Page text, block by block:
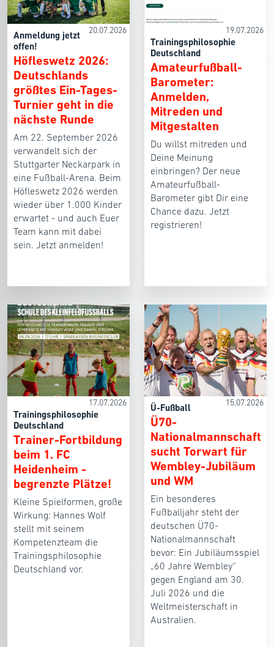
20.07.2026
Anmeldung jetzt
offen!
Höfleswetz 2026:
Deutschlands
größtes Ein-Tages-
Turnier geht in die
nächste Runde
Am 22. September 2026
verwandelt sich der
Stuttgarter Neckarpark in
eine Fußball-Arena. Beim
Höfleswetz 2026 werden
wieder über 1.000 Kinder
erwartet - und auch Euer
Team kann mit dabei
sein. Jetzt anmelden!
19.07.2026
Trainingsphilosophie
Deutschland
Amateurfußball-
Barometer:
Anmelden,
Mitreden und
Mitgestalten
Du willst mitreden und
Deine Meinung
einbringen? Der neue
Amateurfußball-
Barometer gibt Dir eine
Chance dazu. Jetzt
registrieren!
17.07.2026
Trainingsphilosophie
Deutschland
Trainer-Fortbildung
beim 1. FC
Heidenheim -
begrenzte Plätze!
Kleine Spielformen, große
Wirkung: Hannes Wolf
stellt mit seinem
Kompetenzteam die
Trainingsphilosophie
Deutschland vor.
15.07.2026
Ü-Fußball
Ü70-
Nationalmannschaft
sucht Torwart für
Wembley-Jubiläum
und WM
Ein besonderes
Fußballjahr steht der
deutschen Ü70-
Nationalmannschaft
bevor: Ein Jubiläumsspiel
„60 Jahre Wembley“
gegen England am 30.
Juli 2026 und die
Weltmeisterschaft in
Australien.